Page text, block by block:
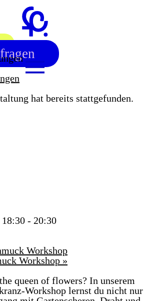
hat bereits stattgefunden.
18:30 - 20:30
Workshop
Workshop »
queen of flowers? In unserem
Workshop lernst du nicht nur